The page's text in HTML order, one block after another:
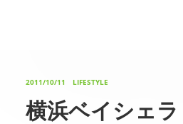
2011/10/11 LIFESTYLE
横浜ベイシェ